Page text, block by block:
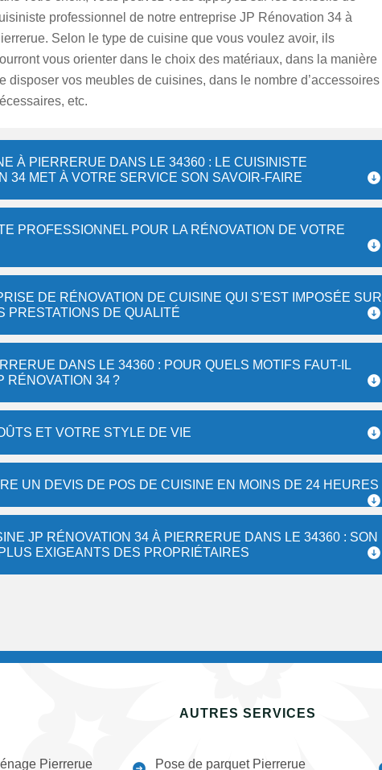
professionnel de notre entreprise JP Rénovation 34 à
Selon le type de cuisine que vous voulez avoir, ils
vous orienter dans le choix des matériaux, dans la manière
disposer vos meubles de cuisines, dans le nombre d’accessoires
etc.
À PIERRERUE DANS LE 34360 : LE CUISINISTE
34 MET À VOTRE SERVICE SON SAVOIR-FAIRE
PROFESSIONNEL POUR LA RÉNOVATION DE VOTRE
DE RÉNOVATION DE CUISINE QUI S’EST IMPOSÉE SUR
PRESTATIONS DE QUALITÉ
DANS LE 34360 : POUR QUELS MOTIFS FAUT-IL
RÉNOVATION 34 ?
ET VOTRE STYLE DE VIE
UN DEVIS DE POS DE CUISINE EN MOINS DE 24 HEURES
JP RÉNOVATION 34 À PIERRERUE DANS LE 34360 : SON
EXIGEANTS DES PROPRIÉTAIRES
AUTRES SERVICES
Pierrerue Pose de parquet Pierrerue